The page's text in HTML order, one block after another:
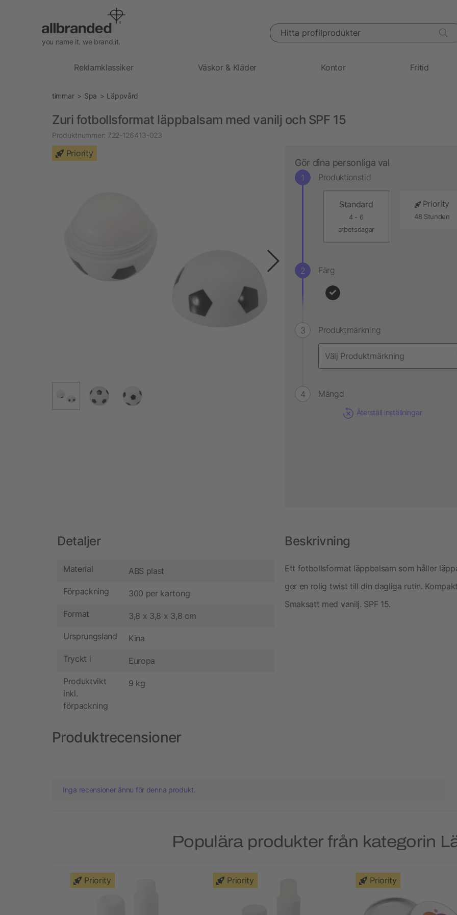
you name it. we brand it.
Hitta profilprodukter
Reklamklassiker Väskor & Kläder Kontor Fritid
timmar Spa Läppvård
Zuri fotbollsformat läppbalsam med vanilj och SPF 15
Produktnummer: 722-126413-023
Priority
Gör dina personliga val
Produktionstid
Standard
4 - 6
arbetsdagar
Priority
48 Stunden
Färg
Produktmärkning
Mängd
Återställ inställningar
Detaljer
Material ABS plast
Förpackning 300 per kartong
Format 3,8 x 3,8 x 3,8 cm
Ursprungsland Kina
Tryckt i Europa
Produktvikt
inkl.
förpackning
9 kg
Beskrivning
Ett fotbollsformat läppbalsam som håller
ger en rolig twist till din dagliga rutin.
Smaksatt med vanilj. SPF 15.
Produktrecensioner
Inga recensioner ännu för denna produkt.
Populära produkter från kategorin
Priority Priority Priority